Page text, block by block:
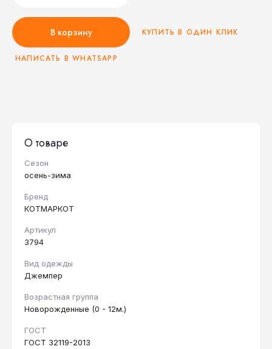
В корзину КУПИТЬ В ОДИН КЛИК
НАПИСАТЬ В WHATSAPP
О товаре
Сезон
осень-зима
Бренд
КОТМАРКОТ
Артикул
3794
Вид одежды
Джемпер
Возрастная группа
Новорожденные (0 - 12м.)
ГОСТ
ГОСТ 32119-2013